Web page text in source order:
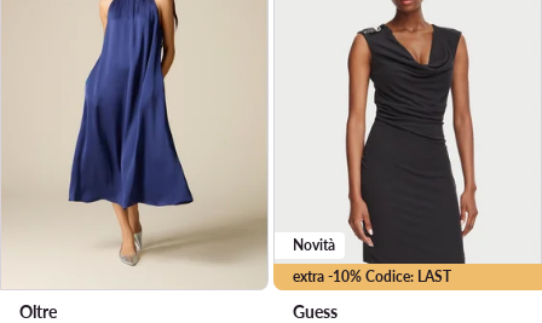
Oltre
extra -10% Codice: LAST
Novità
Guess